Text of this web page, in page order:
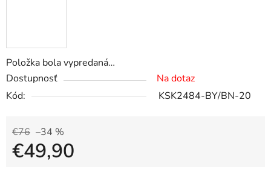
Položka bola vypredaná…
Dostupnosť
Na dotaz
Kód:
KSK2484-BY/BN-20
€76 –34 %
€49,90